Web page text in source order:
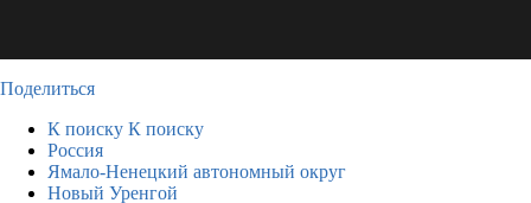
Поделиться
К поиску К поиску
Россия
Ямало-Ненецкий автономный округ
Новый Уренгой